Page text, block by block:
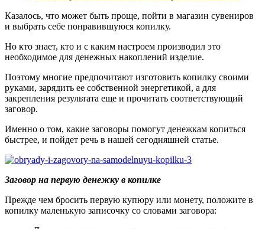
Казалось, что может быть проще, пойти в магазин сувениров
и выбрать себе понравившуюся копилку.
Но кто знает, кто и с каким настроем производил это
необходимое для денежных накоплений изделие.
Поэтому многие предпочитают изготовить копилку своими
руками, зарядить ее собственной энергетикой, а для
закрепления результата еще и прочитать соответствующий
заговор.
Именно о том, какие заговоры помогут денежкам копиться
быстрее, и пойдет речь в нашей сегодняшней статье.
Заговор на первую денежку в копилке
Прежде чем бросить первую купюру или монету, положите в
копилку маленькую записочку со словами заговора: